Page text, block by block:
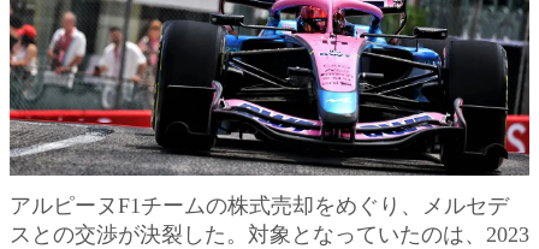
アルピーヌF1チームの株式売却をめぐり、メルセデ
スとの交渉が決裂した。対象となっていたのは、2023